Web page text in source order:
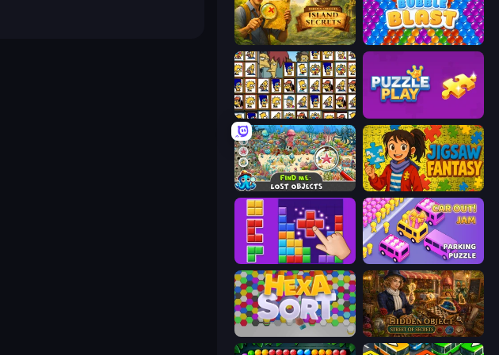
Hidden Objects: Island Secrets Bubble Blast
Tiles of the Simpsons
Find Me: Lost Objects Jigsaw Fantasy
BlockBuster Puzzle Car OUT! Jam Parking Puzzle
Hidden Object: Street Of Secrets